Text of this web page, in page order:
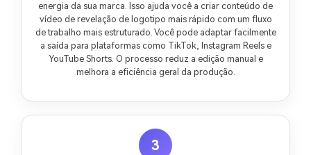
energia da sua marca. Isso ajuda você a criar conteúdo de
vídeo de revelação de logotipo mais rápido com um fluxo
de trabalho mais estruturado. Você pode adaptar facilmente
a saída para plataformas como TikTok, Instagram Reels e
YouTube Shorts. O processo reduz a edição manual e
melhora a eficiência geral da produção.
3